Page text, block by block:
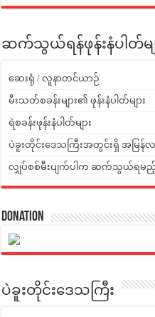
ဆက်သွယ်ရန်ဖုန်းနံပါတ်မျ
ဆေးရုံ / လူနာတင်ယာဉ်
မီးသတ်စခန်းများ၏ ဖုန်းနံပါတ်များ
ရဲစခန်းဖုန်းနံပါတ်များ
ပဲခူးတိုင်းဒေသကြီးအတွင်းရှိ အမြန်လ
လျှပ်စစ်မီးပျက်ပါက ဆက်သွယ်ရမည့် ဖု
Donation
ပဲခူးတိုင်းဒေသကြီး